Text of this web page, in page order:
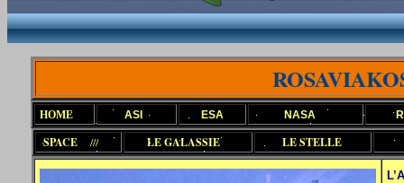
HOME ASI ESA NASA
SPACE /// LE GALASSIE LE STELLE